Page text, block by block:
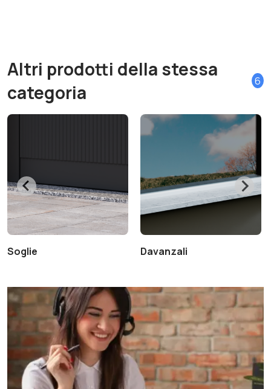
Altri prodotti della stessa
categoria
6
Soglie Davanzali